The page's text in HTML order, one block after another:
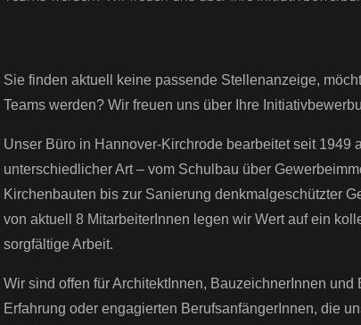
Sie finden aktuell keine passende Stellenanzeige,
Teams werden? Wir freuen uns über Ihre
Unser Büro in Hannover-Kirchrode bearbeitet seit 1949
unterschiedlicher Art – vom Schulbau über
Kirchenbauten bis zur Sanierung denkmalgeschützter
von aktuell 8 MitarbeiterInnen legen wir Wert auf ein
sorgfältige Arbeit.
Wir sind offen für ArchitektInnen, BauzeichnerInnen und
Erfahrung oder engagierten BerufsanfängerInnen, die